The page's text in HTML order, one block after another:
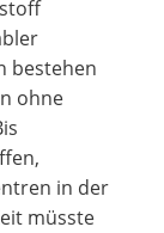
bestehen
ohne
in der
müsste